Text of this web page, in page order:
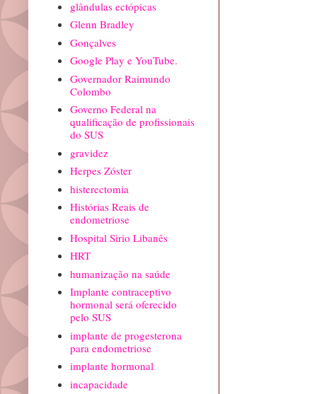
glândulas ectópicas
Glenn Bradley
Gonçalves
Google Play e YouTube.
Governador Raimundo
Colombo
Governo Federal na
qualificação de profissionais
do SUS
gravidez
Herpes Zóster
histerectomia
Histórias Reais de
endometriose
Hospital Sirio Libanês
HRT
humanização na saúde
Implante contraceptivo
hormonal será oferecido
pelo SUS
implante de progesterona
para endometriose
implante hormonal
incapacidade